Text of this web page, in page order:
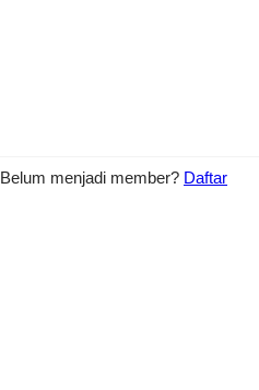
Belum menjadi member? Daftar